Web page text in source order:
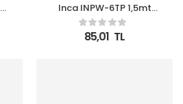
Inca INPW-6TP 1,5mt
Notebook Power Kablo
85,01 TL